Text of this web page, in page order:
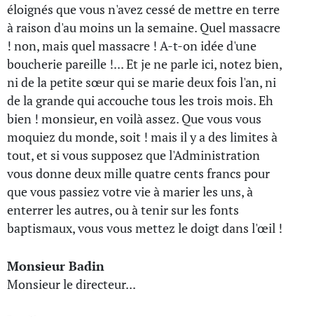
éloignés que vous n'avez cessé de mettre en terre
à raison d'au moins un la semaine. Quel massacre
! non, mais quel massacre ! A-t-on idée d'une
boucherie pareille !... Et je ne parle ici, notez bien,
ni de la petite sœur qui se marie deux fois l'an, ni
de la grande qui accouche tous les trois mois. Eh
bien ! monsieur, en voilà assez. Que vous vous
moquiez du monde, soit ! mais il y a des limites à
tout, et si vous supposez que l'Administration
vous donne deux mille quatre cents francs pour
que vous passiez votre vie à marier les uns, à
enterrer les autres, ou à tenir sur les fonts
baptismaux, vous vous mettez le doigt dans l'œil !
Monsieur Badin
Monsieur le directeur...